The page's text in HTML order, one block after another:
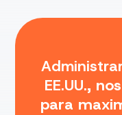
EE.UU.,
para